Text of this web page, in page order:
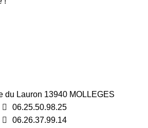
du Lauron 13940 MOLLEGES
06.25.50.98.25
06.26.37.99.14